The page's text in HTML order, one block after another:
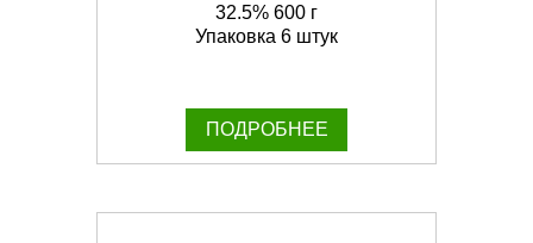
32.5% 600 г
Упаковка 6 штук
ПОДРОБНЕЕ